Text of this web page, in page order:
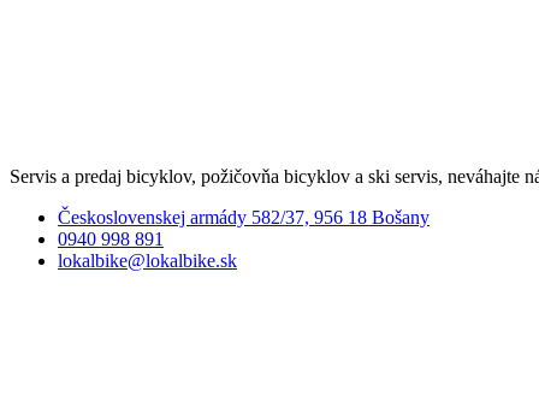
Servis a predaj bicyklov, požičovňa bicyklov a ski servis, neváhajte
Československej armády 582/37, 956 18 Bošany
0940 998 891
lokalbike@lokalbike.sk